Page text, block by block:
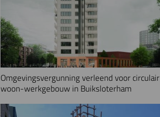
Omgevingsvergunning verleend voor circulair
woon-werkgebouw in Buiksloterham